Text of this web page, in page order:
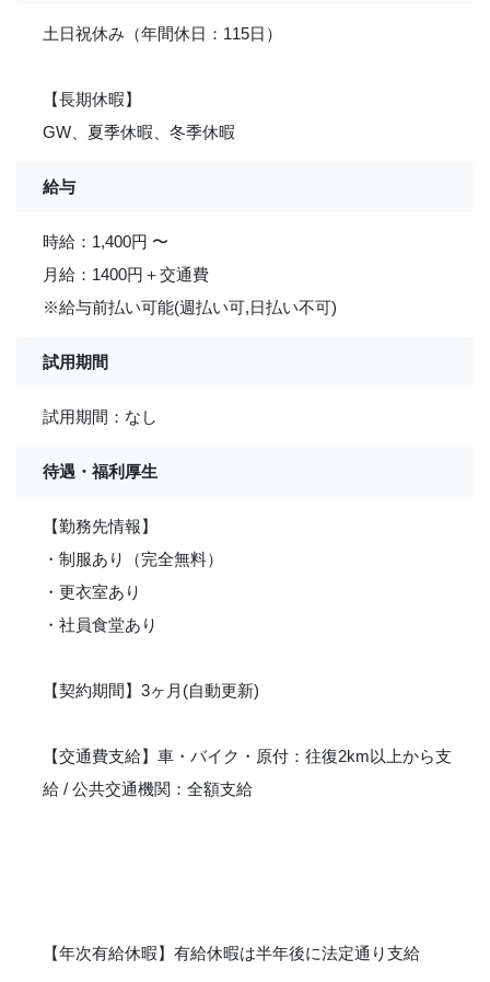
土日祝休み（年間休日：115日）
【長期休暇】
GW、夏季休暇、冬季休暇
給与
時給：1,400円 〜
月給：1400円＋交通費
※給与前払い可能(週払い可,日払い不可)
試用期間
試用期間：なし
待遇・福利厚生
【勤務先情報】
・制服あり（完全無料）
・更衣室あり
・社員食堂あり
【契約期間】3ヶ月(自動更新)
【交通費支給】車・バイク・原付：往復2km以上から支
給 / 公共交通機関：全額支給
【年次有給休暇】有給休暇は半年後に法定通り支給